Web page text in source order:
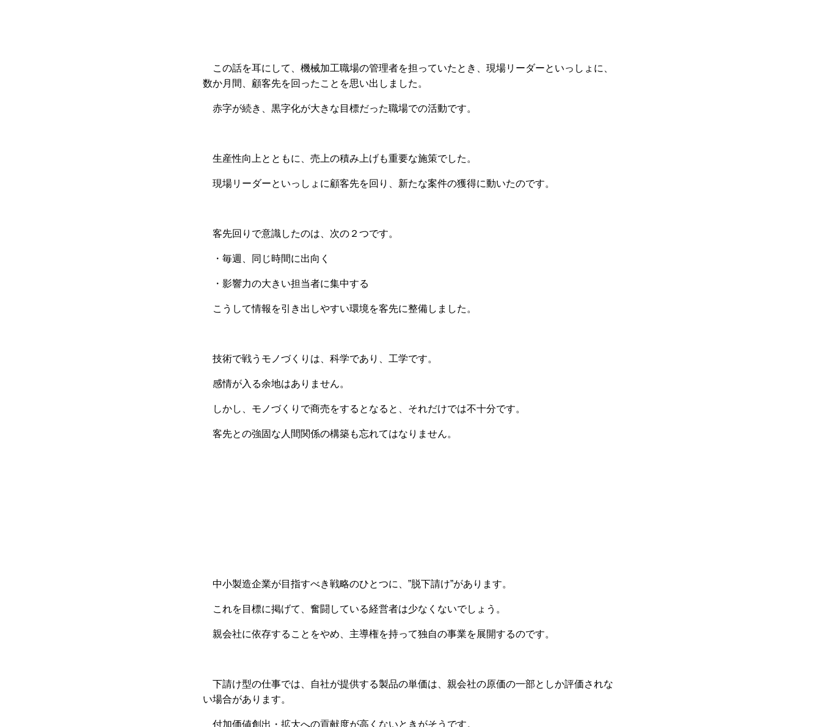
この話を耳にして、機械加工職場の管理者を担っていたとき、現場リーダーといっしょに、
数か月間、顧客先を回ったことを思い出しました。
赤字が続き、黒字化が大きな目標だった職場での活動です。
生産性向上とともに、売上の積み上げも重要な施策でした。
現場リーダーといっしょに顧客先を回り、新たな案件の獲得に動いたのです。
客先回りで意識したのは、次の２つです。
・毎週、同じ時間に出向く
・影響力の大きい担当者に集中する
こうして情報を引き出しやすい環境を客先に整備しました。
技術で戦うモノづくりは、科学であり、工学です。
感情が入る余地はありません。
しかし、モノづくりで商売をするとなると、それだけでは不十分です。
客先との強固な人間関係の構築も忘れてはなりません。
中小製造企業が目指すべき戦略のひとつに、”脱下請け”があります。
これを目標に掲げて、奮闘している経営者は少なくないでしょう。
親会社に依存することをやめ、主導権を持って独自の事業を展開するのです。
下請け型の仕事では、自社が提供する製品の単価は、親会社の原価の一部としか評価されな
い場合があります。
付加価値創出・拡大への貢献度が高くないときがそうです。